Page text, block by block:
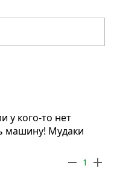
у кого-то нет
машину! Мудаки
remove 1 add